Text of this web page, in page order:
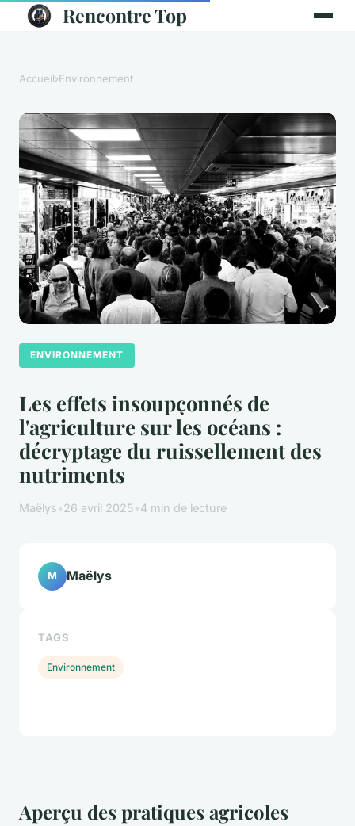
Rencontre Top
Accueil›Environnement
ENVIRONNEMENT
Les effets insoupçonnés de
l'agriculture sur les océans :
décryptage du ruissellement des
nutriments
Maëlys•26 avril 2025•4 min de lecture
Aperçu des pratiques agricoles
M Maëlys
TAGS
Environnement